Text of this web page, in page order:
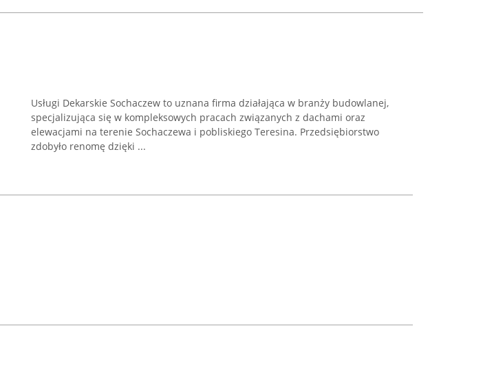
Usługi Dekarskie Sochaczew to uznana firma działająca w branży budowlanej,
specjalizująca się w kompleksowych pracach związanych z dachami oraz
elewacjami na terenie Sochaczewa i pobliskiego Teresina. Przedsiębiorstwo
zdobyło renomę dzięki ...